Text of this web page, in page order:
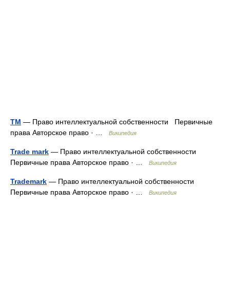
TM — Право интеллектуальной собственности Первичные
права Авторское право · …
Википедия
Trade mark — Право интеллектуальной собственности
Первичные права Авторское право · …
Википедия
Trademark — Право интеллектуальной собственности
Первичные права Авторское право · …
Википедия